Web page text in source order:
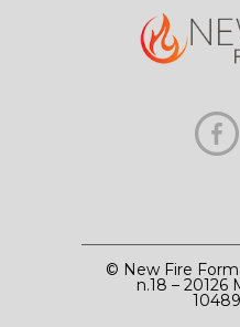
© New Fire
n.18 – 20126